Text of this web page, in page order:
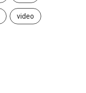
video